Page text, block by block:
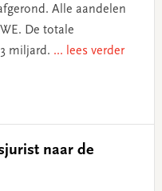
Alle aandelen
De totale
miljard. ... lees verder
naar de